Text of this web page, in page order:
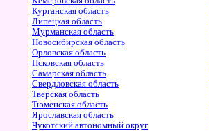
Курганская область
Липецкая область
Мурманская область
Новосибирская область
Орловская область
Псковская область
Самарская область
Свердловская область
Тверская область
Тюменская область
Ярославская область
Чукотский автономный округ